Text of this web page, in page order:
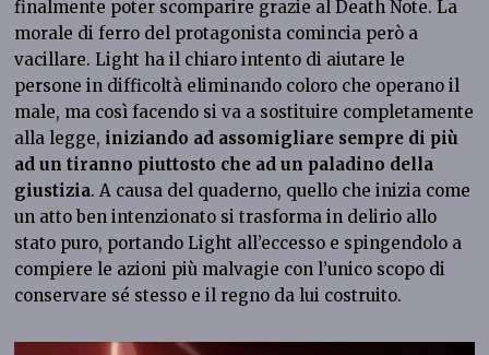
finalmente poter scomparire grazie al Death Note. La
morale di ferro del protagonista comincia però a
vacillare. Light ha il chiaro intento di aiutare le
persone in difficoltà eliminando coloro che operano il
male, ma così facendo si va a sostituire completamente
alla legge, iniziando ad assomigliare sempre di più
ad un tiranno piuttosto che ad un paladino della
giustizia. A causa del quaderno, quello che inizia come
un atto ben intenzionato si trasforma in delirio allo
stato puro, portando Light all’eccesso e spingendolo a
compiere le azioni più malvagie con l’unico scopo di
conservare sé stesso e il regno da lui costruito.